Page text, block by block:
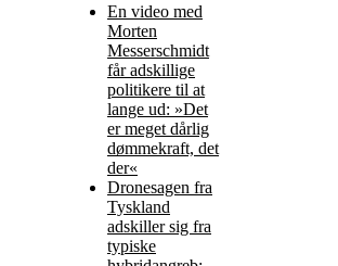
En video med
Morten
Messerschmidt
får adskillige
politikere til at
lange ud: »Det
er meget dårlig
dømmekraft, det
der«
Dronesagen fra
Tyskland
adskiller sig fra
typiske